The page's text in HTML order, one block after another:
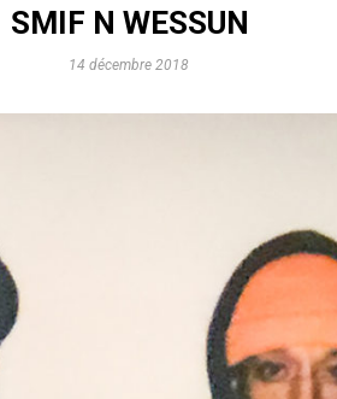
SMIF N WESSUN
14 décembre 2018